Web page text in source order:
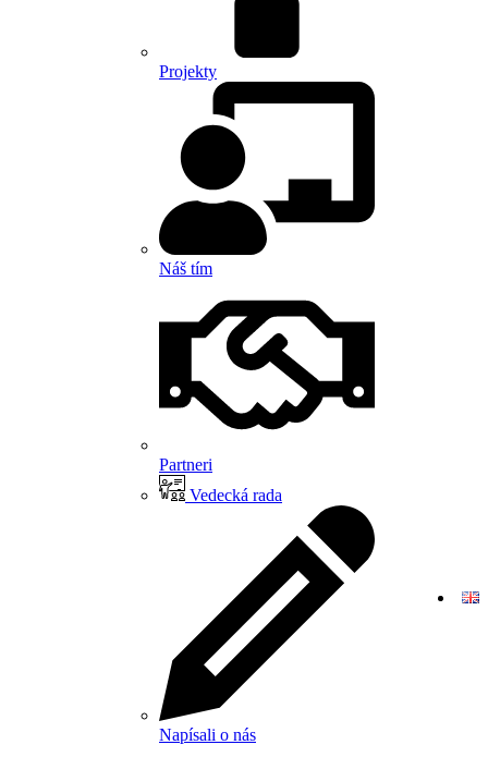
Projekty
Náš tím
Partneri
Vedecká rada
Napísali o nás